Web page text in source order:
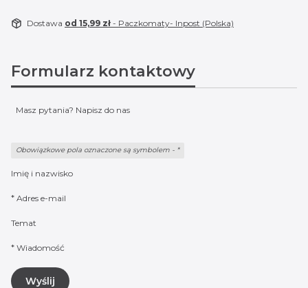
Dostawa od 15,99 zł - Paczkomaty- Inpost (Polska)
Formularz kontaktowy
Masz pytania? Napisz do nas
Obowiązkowe pola oznaczone są symbolem - *
Imię i nazwisko
* Adres e-mail
Temat
* Wiadomość
Wyślij